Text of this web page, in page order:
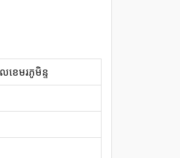
េមរភូមិន្ទ